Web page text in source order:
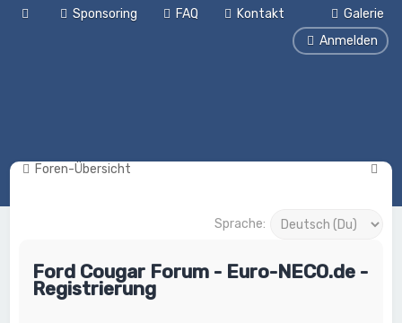
Galerie
Sponsoring FAQ
Kontakt
Anmelden
Foren-Übersicht
S
Sprache:
Ford Cougar Forum - Euro-NECO.de -
Registrierung